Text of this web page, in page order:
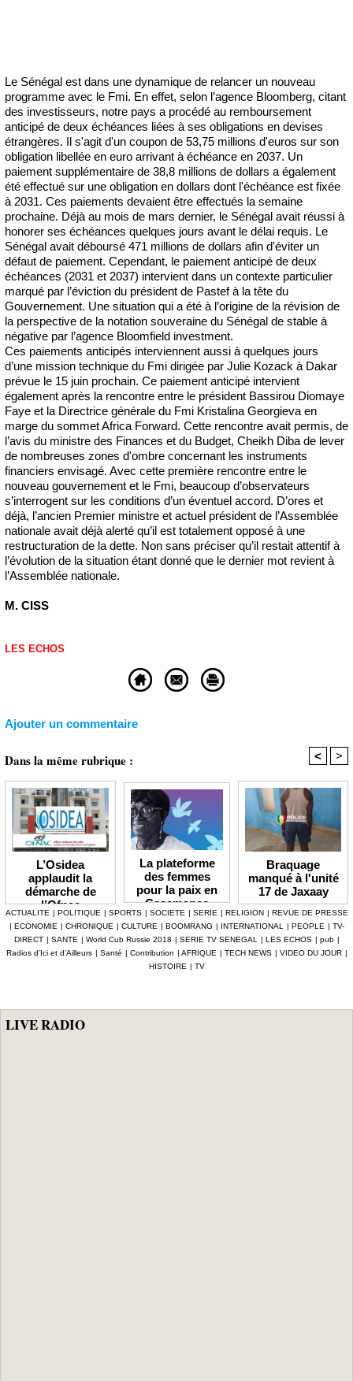
Le Sénégal est dans une dynamique de relancer un nouveau
programme avec le Fmi. En effet, selon l’agence Bloomberg, citant
des investisseurs, notre pays a procédé au remboursement
anticipé de deux échéances liées à ses obligations en devises
étrangères. Il s'agit d'un coupon de 53,75 millions d'euros sur son
obligation libellée en euro arrivant à échéance en 2037. Un
paiement supplémentaire de 38,8 millions de dollars a également
été effectué sur une obligation en dollars dont l'échéance est fixée
à 2031. Ces paiements devaient être effectués la semaine
prochaine. Déjà au mois de mars dernier, le Sénégal avait réussi à
honorer ses échéances quelques jours avant le délai requis. Le
Sénégal avait déboursé 471 millions de dollars afin d'éviter un
défaut de paiement. Cependant, le paiement anticipé de deux
échéances (2031 et 2037) intervient dans un contexte particulier
marqué par l’éviction du président de Pastef à la tête du
Gouvernement. Une situation qui a été à l’origine de la révision de
la perspective de la notation souveraine du Sénégal de stable à
négative par l’agence Bloomfield investment.
Ces paiements anticipés interviennent aussi à quelques jours
d’une mission technique du Fmi dirigée par Julie Kozack à Dakar
prévue le 15 juin prochain. Ce paiement anticipé intervient
également après la rencontre entre le président Bassirou Diomaye
Faye et la Directrice générale du Fmi Kristalina Georgieva en
marge du sommet Africa Forward. Cette rencontre avait permis, de
l’avis du ministre des Finances et du Budget, Cheikh Diba de lever
de nombreuses zones d'ombre concernant les instruments
financiers envisagé. Avec cette première rencontre entre le
nouveau gouvernement et le Fmi, beaucoup d’observateurs
s’interrogent sur les conditions d’un éventuel accord. D’ores et
déjà, l’ancien Premier ministre et actuel président de l’Assemblée
nationale avait déjà alerté qu’il est totalement opposé à une
restructuration de la dette. Non sans préciser qu’il restait attentif à
l’évolution de la situation étant donné que le dernier mot revient à
l’Assemblée nationale.
M. CISS
LES ECHOS
Ajouter un commentaire
Dans la même rubrique : < >
L’Osidea
applaudit la
démarche de
l’Ofnac
La plateforme
des femmes
pour la paix en
Casamance
lauréate du Prix
Icip 2026
Braquage
manqué à l'unité
17 de Jaxaay
ACTUALITE | POLITIQUE | SPORTS | SOCIETE | SERIE | RELIGION | REVUE DE PRESSE
| ECONOMIE | CHRONIQUE | CULTURE | BOOMRANG | INTERNATIONAL | PEOPLE | TV-
DIRECT | SANTE | World Cub Russie 2018 | SERIE TV SENEGAL | LES ECHOS | pub |
Radios d’Ici et d’Ailleurs | Santé | Contribution | AFRIQUE | TECH NEWS | VIDEO DU JOUR |
HISTOIRE | TV
LIVE RADIO